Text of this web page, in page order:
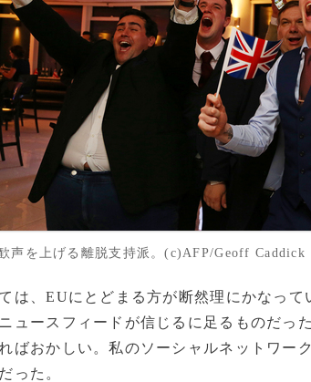
声を上げる離脱支持派。(c)AFP/Geoff Caddick
は、EUにとどまる方が断然理にかなって
ュースフィードが信じるに足るものだっ
ばおかしい。私のソーシャルネットワー
った。